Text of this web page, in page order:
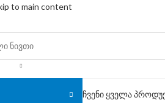
to main content
ჩვენი ყველა